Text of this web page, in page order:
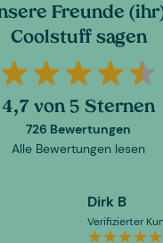
Freunde
Coolstuff sagen
4,7 von 5 Sternen
726 Bewertungen
Alle Bewertungen lesen
Dirk B
Verifizierter